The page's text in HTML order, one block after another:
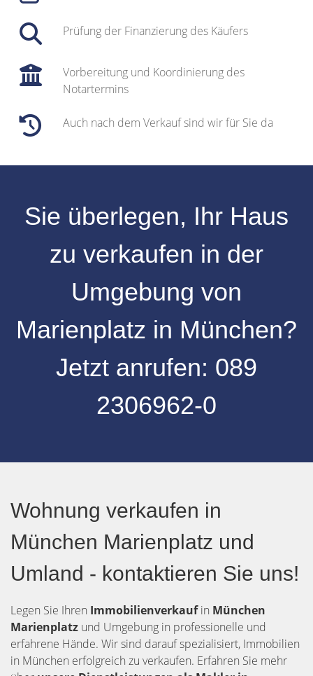
Prüfung der Finanzierung des Käufers
Vorbereitung und Koordinierung des
Notartermins
Auch nach dem Verkauf sind wir für Sie da
Sie überlegen, Ihr Haus
zu verkaufen in der
Umgebung von
Marienplatz in München?
Jetzt anrufen: 089
2306962-0
Wohnung verkaufen in
München Marienplatz und
Umland - kontaktieren Sie uns!
Legen Sie Ihren Immobilienverkaufin München
Marienplatz und Umgebung in professionelle und
erfahrene Hände. Wir sind darauf spezialisiert, Immobilien
in München erfolgreich zu verkaufen. Erfahren Sie mehr